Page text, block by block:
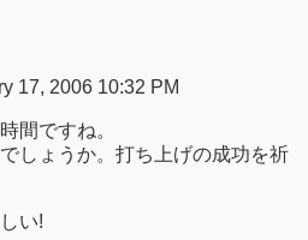
17, 2006 10:32 PM
間ですね。
しょうか。打ち上げの成功を祈
い!